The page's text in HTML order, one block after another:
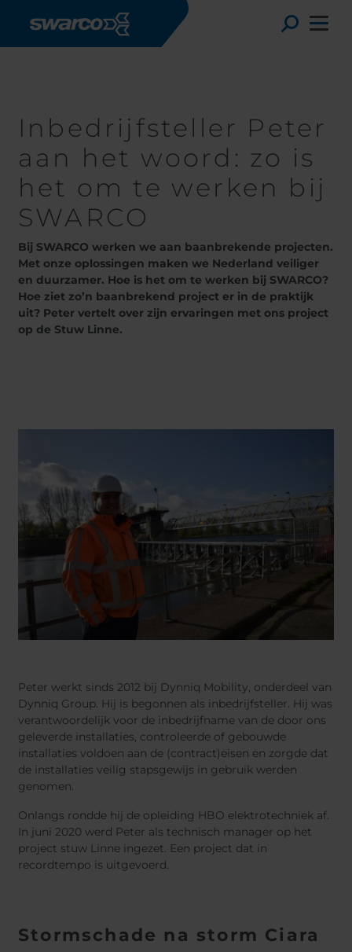
Toggle
Choose your country:
Africa
Albania
Austria
Moldavia
Norway
Romania
Slovenia
Spain
Switzerland
Turkey
Kosovo
Ukraine
United States of
Other Europe
Rest of the
Werken bij SWARCO Peter
Inbedrijfsteller Peter
aan het woord: zo is
het om te werken bij
SWARCO
Bij SWARCO werken we aan baanbrekende projecten.
Met onze oplossingen maken we Nederland veiliger
en duurzamer. Hoe is het om te werken bij SWARCO?
Hoe ziet zo’n baanbrekend project er in de praktijk
uit? Peter vertelt over zijn ervaringen met ons project
op de Stuw Linne.
Peter werkt sinds 2012 bij Dynniq Mobility, onderdeel van
Dynniq Group. Hij is begonnen als inbedrijfsteller. Hij was
verantwoordelijk voor de inbedrijfname van de door ons
geleverde installaties, controleerde of gebouwde
installaties voldoen aan de (contract)eisen en zorgde dat
de installaties veilig stapsgewijs in gebruik werden
genomen.
Onlangs rondde hij de opleiding HBO elektrotechniek af.
In juni 2020 werd Peter als technisch manager op het
project stuw Linne ingezet. Een project dat in
recordtempo is uitgevoerd.
Stormschade na storm Ciara